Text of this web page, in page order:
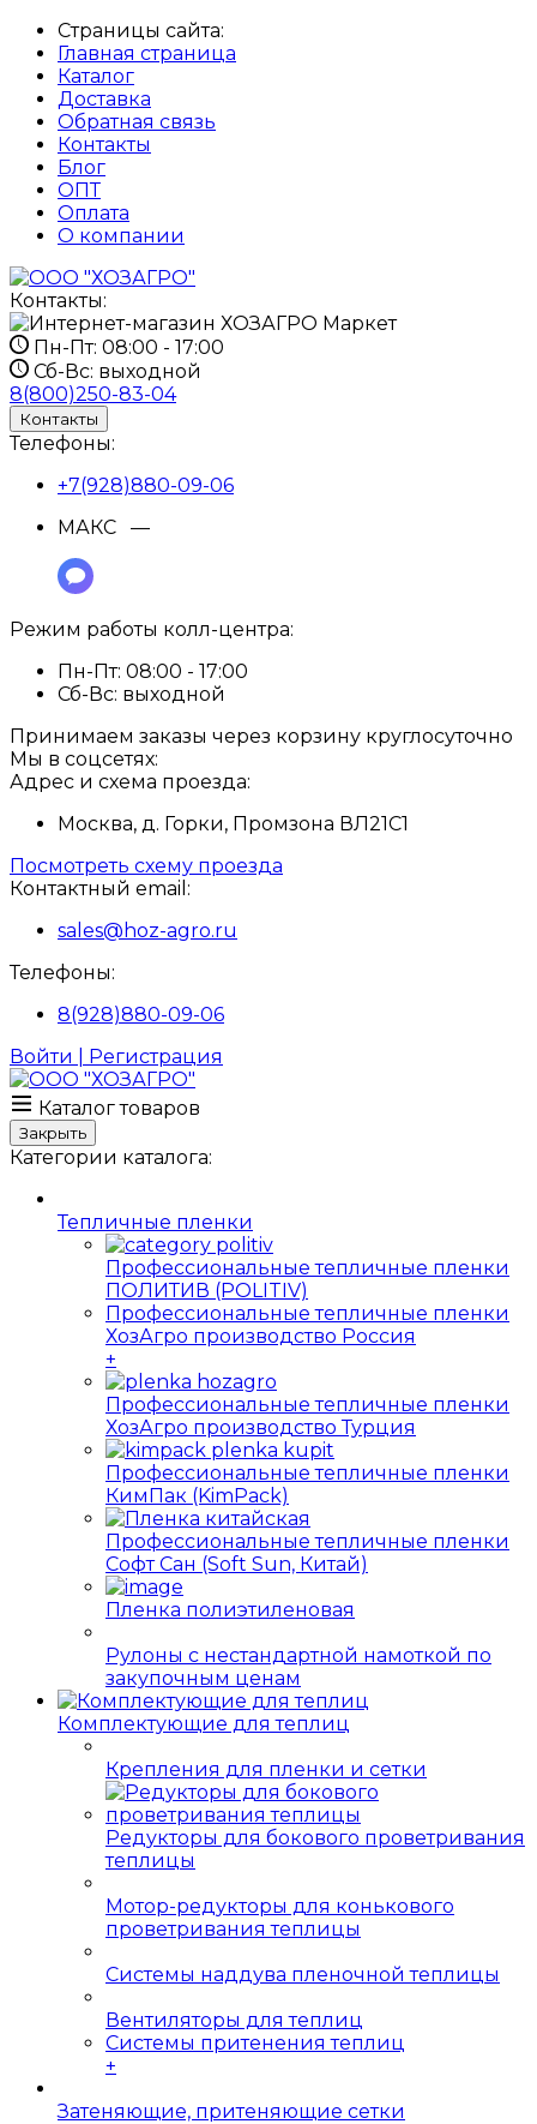
Страницы сайта:
Главная страница
Каталог
Доставка
Обратная связь
Контакты
Блог
ОПТ
Оплата
О компании
Контакты:
Пн-Пт: 08:00 - 17:00
Сб-Вс: выходной
8(800)250-83-04
Контакты
Телефоны:
+7(928)880-09-06
МАКС —
Режим работы колл-центра:
Пн-Пт: 08:00 - 17:00
Сб-Вс: выходной
Принимаем заказы через корзину круглосуточно
Мы в соцсетях:
Адрес и схема проезда:
Москва, д. Горки, Промзона ВЛ21С1
Посмотреть схему проезда
Контактный email:
sales@hoz-agro.ru
Телефоны:
8(928)880-09-06
Войти | Регистрация
Каталог товаров
Закрыть
Категории каталога:
Тепличные пленки
Профессиональные тепличные пленки
ПОЛИТИВ (POLITIV)
Профессиональные тепличные пленки
ХозАгро производство Россия
+
Профессиональные тепличные пленки
ХозАгро производство Турция
Профессиональные тепличные пленки
КимПак (KimPack)
Профессиональные тепличные пленки
Софт Сан (Soft Sun, Китай)
Пленка полиэтиленовая
Рулоны с нестандартной намоткой по
закупочным ценам
Комплектующие для теплиц
Крепления для пленки и сетки
Редукторы для бокового проветривания
теплицы
Мотор-редукторы для конькового
проветривания теплицы
Системы наддува пленочной теплицы
Вентиляторы для теплиц
Системы притенения теплиц
+
Затеняющие, притеняющие сетки